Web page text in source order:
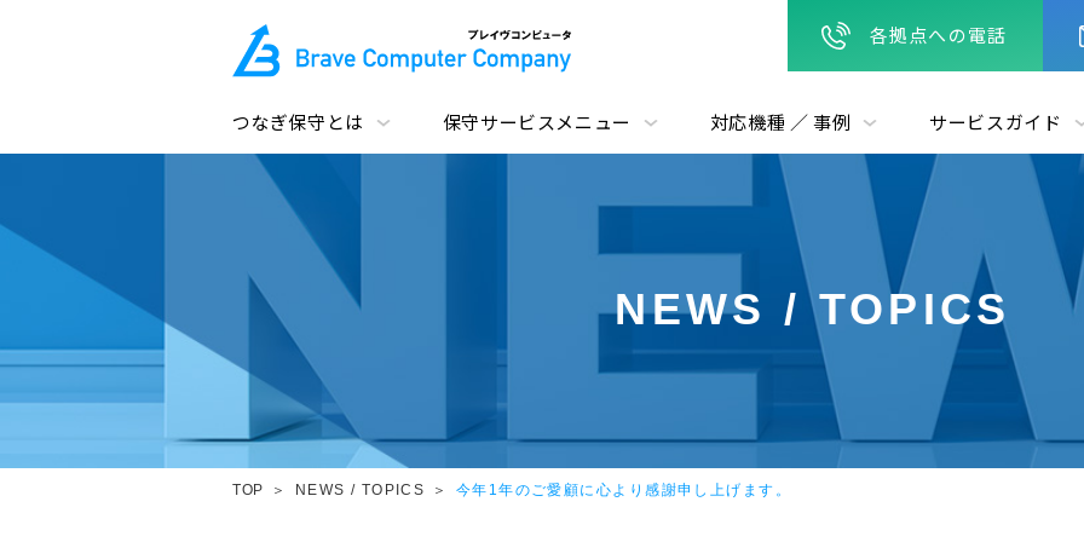
各拠点への電話
つなぎ保守とは 保守サービスメニュー 対応機種 ／ 事例 サービスガイド
NEWS / TOPICS
TOP NEWS / TOPICS 今年1年のご愛顧に心より感謝申し上げます。